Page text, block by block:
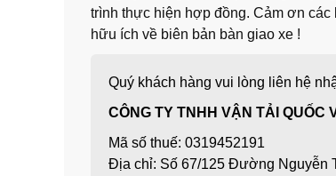
trình thực hiện hợp đồng. Cảm ơn các
hữu ích về biên bản bàn giao xe !
Quý khách hàng vui lòng liên hệ
CÔNG TY TNHH VẬN TẢI QUỐC
Mã số thuế: 0319452191
Địa chỉ: Số 67/125 Đường Nguyễn